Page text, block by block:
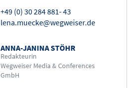
+49 (0) 30 284 881- 43
lena.muecke@wegweiser.de
ANNA-JANINA STÖHR
Redakteurin
Wegweiser Media & Conferences
GmbH